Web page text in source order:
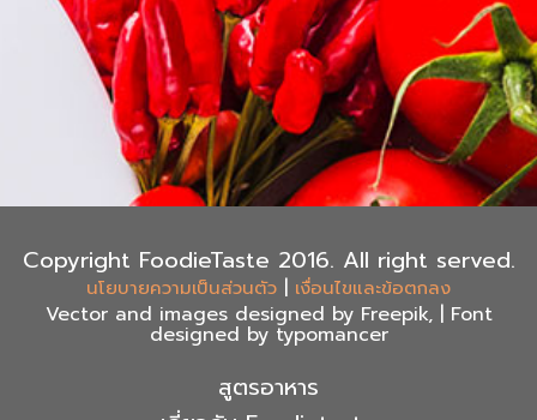
Copyright FoodieTaste 2016. All right served.
นโยบายความเป็นส่วนตัว | เงื่อนไขและข้อตกลง
Vector and images designed by Freepik, | Font
designed by typomancer
สูตรอาหาร